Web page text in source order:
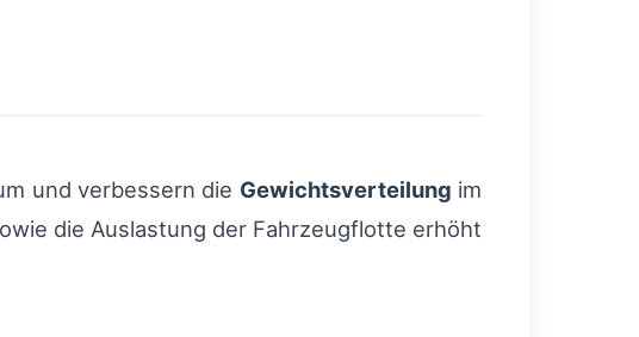
und verbessern die Gewichtsverteilung im
die Auslastung der Fahrzeugflotte erhöht